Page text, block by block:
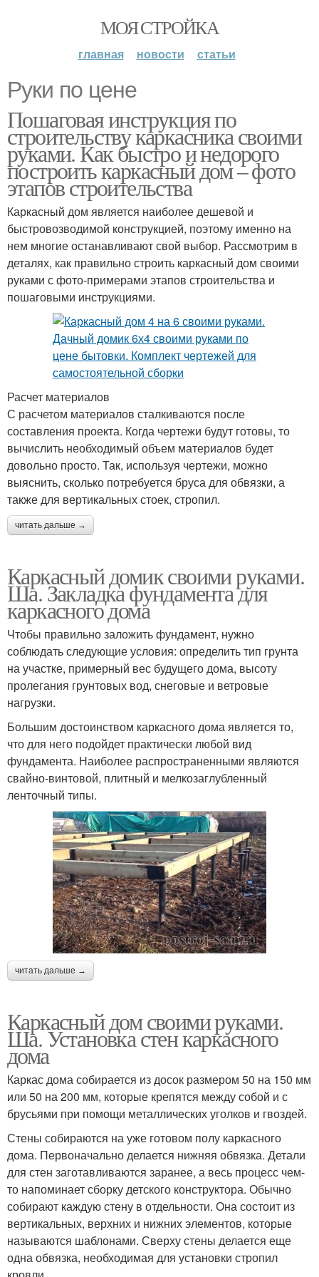
МОЯ СТРОЙКА
главная новости статьи
Руки по цене
Пошаговая инструкция по
строительству каркасника своими
руками. Как быстро и недорого
построить каркасный дом – фото
этапов строительства
Каркасный дом является наиболее дешевой и
быстровозводимой конструкцией, поэтому именно на
нем многие останавливают свой выбор. Рассмотрим в
деталях, как правильно строить каркасный дом своими
руками с фото-примерами этапов строительства и
пошаговыми инструкциями.
Расчет материалов
С расчетом материалов сталкиваются после
составления проекта. Когда чертежи будут готовы, то
вычислить необходимый объем материалов будет
довольно просто. Так, используя чертежи, можно
выяснить, сколько потребуется бруса для обвязки, а
также для вертикальных стоек, стропил.
читать дальше →
Каркасный домик своими руками.
Ша. Закладка фундамента для
каркасного дома
Чтобы правильно заложить фундамент, нужно
соблюдать следующие условия: определить тип грунта
на участке, примерный вес будущего дома, высоту
пролегания грунтовых вод, снеговые и ветровые
нагрузки.
Большим достоинством каркасного дома является то,
что для него подойдет практически любой вид
фундамента. Наиболее распространенными являются
свайно-винтовой, плитный и мелкозаглубленный
ленточный типы.
читать дальше →
Каркасный дом своими руками.
Ша. Установка стен каркасного
дома
Каркас дома собирается из досок размером 50 на 150 мм
или 50 на 200 мм, которые крепятся между собой и с
брусьями при помощи металлических уголков и гвоздей.
Стены собираются на уже готовом полу каркасного
дома. Первоначально делается нижняя обвязка. Детали
для стен заготавливаются заранее, а весь процесс чем-
то напоминает сборку детского конструктора. Обычно
собирают каждую стену в отдельности. Она состоит из
вертикальных, верхних и нижних элементов, которые
называются шаблонами. Сверху стены делается еще
одна обвязка, необходимая для установки стропил